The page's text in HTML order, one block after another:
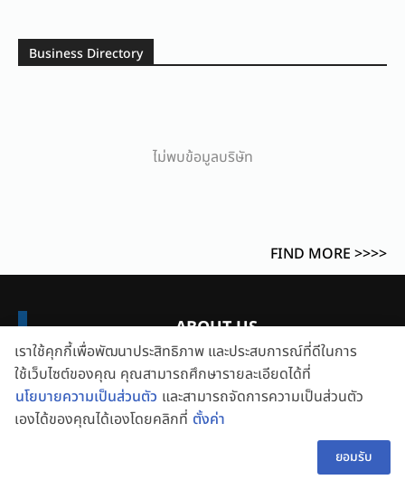
Business Directory
ไม่พบข้อมูลบริษัท
FIND MORE >>>>
ABOUT US
เราใช้คุกกี้เพื่อพัฒนาประสิทธิภาพ และประสบการณ์ที่ดีในการ
ใช้เว็บไซต์ของคุณ คุณสามารถศึกษารายละเอียดได้ที่
นโยบายความเป็นส่วนตัว และสามารถจัดการความเป็นส่วนตัว
เองได้ของคุณได้เองโดยคลิกที่ ตั้งค่า
ยอมรับ